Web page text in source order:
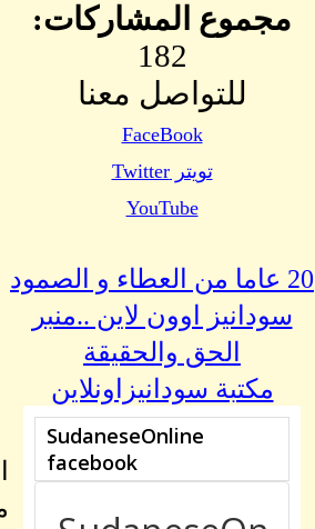
مجموع المشاركات:
182
للتواصل معنا
FaceBook
تويتر Twitter
YouTube
20 عاما من العطاء و الصمود
سودانيز اوون لاين ..منبر
الحق والحقيقة
مكتبة سودانيزاونلاين